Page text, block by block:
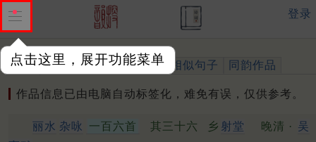
点击这里，展开功能菜单
登录
作品 标注四声 出处、引用 相似句子 同韵作品
作品信息已由电脑自动标签化，难免有误，仅供参考。
丽水 杂咏 一百六首 其三十六 乡 射堂 晚清 ·
吴